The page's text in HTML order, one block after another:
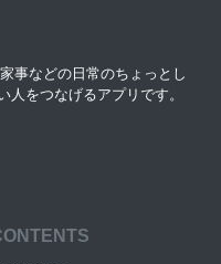
事などの日常のちょっとし
人をつなげるアプリです。